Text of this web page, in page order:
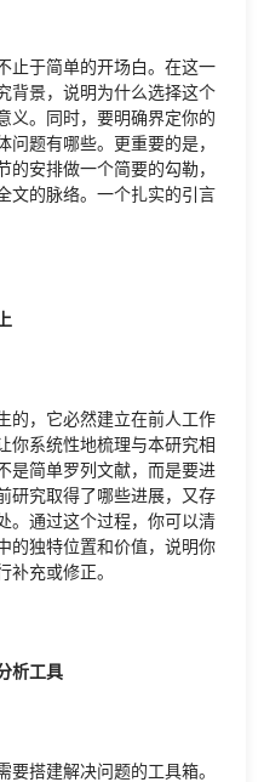
止于简单的开场白。在这一
背景，说明为什么选择这个
义。同时，要明确界定你的
题有哪些。更重要的是，
安排做一个简要的勾勒，
文的脉络。一个扎实的引言
的，它必然建立在前人工作
你系统性地梳理与本研究相
是简单罗列文献，而是要进
研究取得了哪些进展，又存
。通过这个过程，你可以清
的独特位置和价值，说明你
补充或修正。
析工具
搭建解决问题的工具箱。